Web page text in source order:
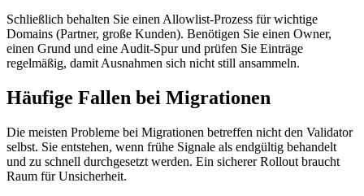
Schließlich behalten Sie einen Allowlist‑Prozess für wichtige
Domains (Partner, große Kunden). Benötigen Sie einen Owner,
einen Grund und eine Audit‑Spur und prüfen Sie Einträge
regelmäßig, damit Ausnahmen sich nicht still ansammeln.
Häufige Fallen bei Migrationen
Die meisten Probleme bei Migrationen betreffen nicht den Validator
selbst. Sie entstehen, wenn frühe Signale als endgültig behandelt
und zu schnell durchgesetzt werden. Ein sicherer Rollout braucht
Raum für Unsicherheit.